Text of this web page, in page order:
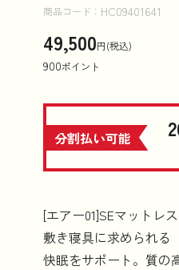
商品コード： HC09401641
49,500円(税込)
900ポイント
分割払い可能
[エアー01]SEマットレ
敷き寝具に求められる
快眠をサポート。質の